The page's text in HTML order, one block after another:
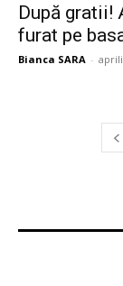
După gratii!
furat pe
Bianca SARA -